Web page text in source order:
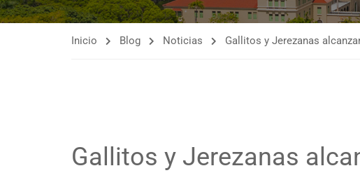
Inicio Blog Noticias Gallitos y Jerezanas
Gallitos y Jerezanas